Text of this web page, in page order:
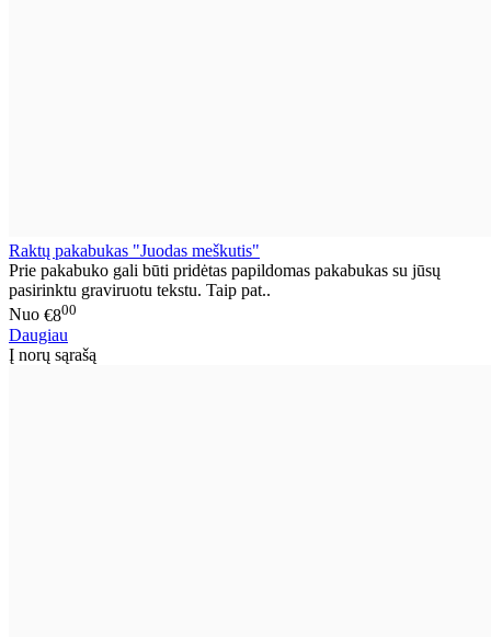
Raktų pakabukas "Juodas meškutis"
Prie pakabuko gali būti pridėtas papildomas pakabukas su jūsų
pasirinktu graviruotu tekstu. Taip pat..
Nuo €800
Daugiau
Į norų sąrašą